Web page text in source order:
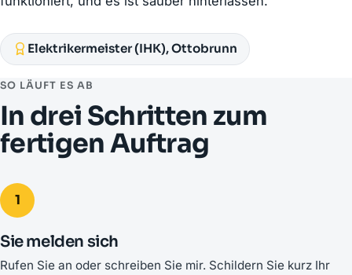
Elektrikermeister (IHK), Ottobrunn
SO LÄUFT ES AB
In drei Schritten zum
fertigen Auftrag
1
Sie melden sich
Rufen Sie an oder schreiben Sie mir. Schildern Sie kurz Ihr